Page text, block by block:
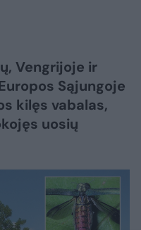
Vengrijoje ir
Sąjungoje
kilęs vabalas,
uosių